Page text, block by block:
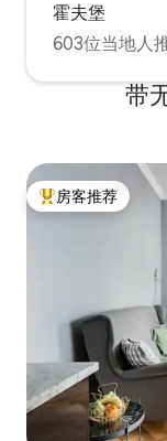
霍夫堡
603位当地人
带
热门「房客推荐」
房客推荐